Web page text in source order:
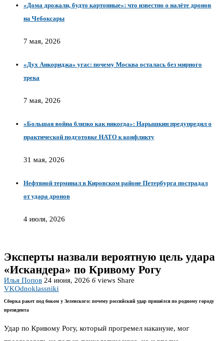
«Дома дрожали, будто картонные»: что известно о налёте дронов
на Чебоксары
7 мая, 2026
«Дух Анкориджа» угас: почему Москва осталась без мирного
трека
7 мая, 2026
«Большая война близко как никогда»: Нарышкин предупредил о
практической подготовке НАТО к конфликту
31 мая, 2026
Нефтяной терминал в Кировском районе Петербурга пострадал
от удара дронов
4 июля, 2026
Эксперты назвали вероятную цель удара
«Искандера» по Кривому Рогу
Илья Попов 24 июня, 2026 6 views Share
VKOdnoklassniki
Сборка ракет под боком у Зеленского: почему российский удар пришёлся по родному городу
президента
Удар по Кривому Рогу, который прогремел накануне, мог